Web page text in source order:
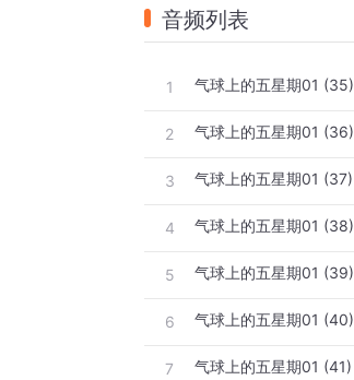
音频列表
1 气球上的五星期01 (35)
2 气球上的五星期01 (36)
3 气球上的五星期01 (37)
4 气球上的五星期01 (38)
5 气球上的五星期01 (39)
6 气球上的五星期01 (40)
7 气球上的五星期01 (41)